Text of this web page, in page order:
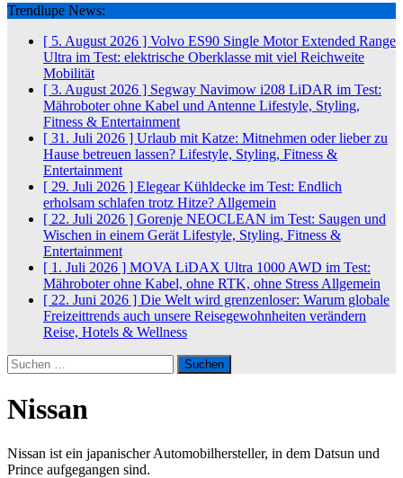
Trendlupe News:
[ 5. August 2026 ] Volvo ES90 Single Motor Extended Range
Ultra im Test: elektrische Oberklasse mit viel Reichweite
Mobilität
[ 3. August 2026 ] Segway Navimow i208 LiDAR im Test:
Mähroboter ohne Kabel und Antenne Lifestyle, Styling,
Fitness & Entertainment
[ 31. Juli 2026 ] Urlaub mit Katze: Mitnehmen oder lieber zu
Hause betreuen lassen? Lifestyle, Styling, Fitness &
Entertainment
[ 29. Juli 2026 ] Elegear Kühldecke im Test: Endlich
erholsam schlafen trotz Hitze? Allgemein
[ 22. Juli 2026 ] Gorenje NEOCLEAN im Test: Saugen und
Wischen in einem Gerät Lifestyle, Styling, Fitness &
Entertainment
[ 1. Juli 2026 ] MOVA LiDAX Ultra 1000 AWD im Test:
Mähroboter ohne Kabel, ohne RTK, ohne Stress Allgemein
[ 22. Juni 2026 ] Die Welt wird grenzenloser: Warum globale
Freizeittrends auch unsere Reisegewohnheiten verändern
Reise, Hotels & Wellness
Suchen
nach:
Nissan
Nissan ist ein japanischer Automobilhersteller, in dem Datsun und
Prince aufgegangen sind.